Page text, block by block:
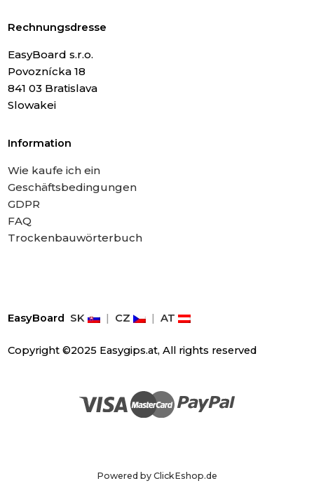
Rechnungsdresse
EasyBoard s.r.o.
Povoznícka 18
841 03 Bratislava
Slowakei
Information
Wie kaufe ich ein
Geschäftsbedingungen
GDPR
FAQ
Trockenbauwörterbuch
EasyBoard SK CZ AT
Copyright ©2025 Easygips.at, All rights reserved
Powered by ClickEshop.de